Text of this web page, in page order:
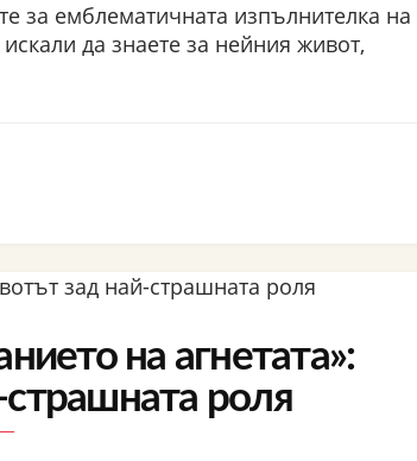
за емблематичната изпълнителка на
да знаете за нейния живот,
на агнетата»:
роля